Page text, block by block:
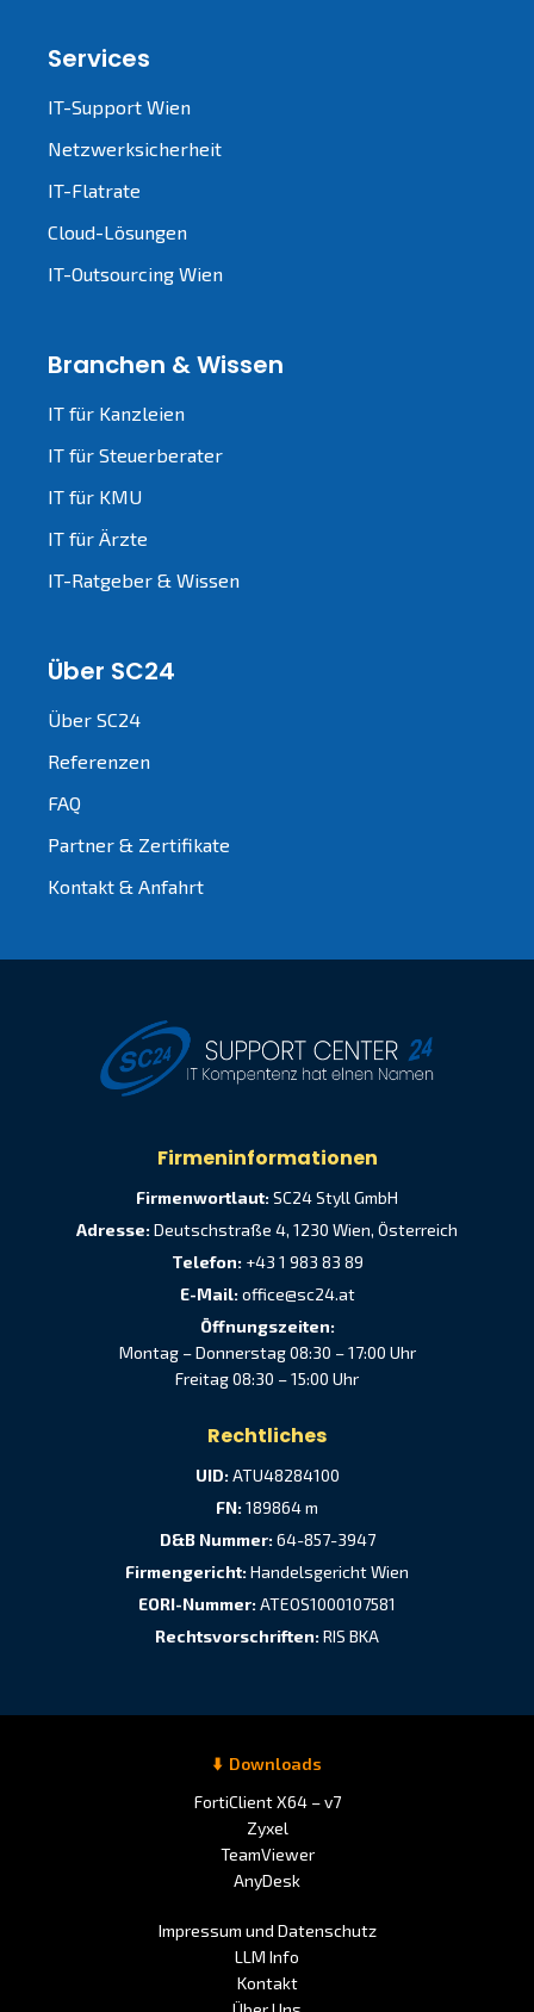
Services
IT-Support Wien
Netzwerksicherheit
IT-Flatrate
Cloud-Lösungen
IT-Outsourcing Wien
Branchen & Wissen
IT für Kanzleien
IT für Steuerberater
IT für KMU
IT für Ärzte
IT-Ratgeber & Wissen
Über SC24
Über SC24
Referenzen
FAQ
Partner & Zertifikate
Kontakt & Anfahrt
Firmeninformationen
Firmenwortlaut:SC24 Styll GmbH
Adresse:Deutschstraße 4, 1230 Wien, Österreich
Telefon: +43 1 983 83 89
E-Mail: office@sc24.at
Öffnungszeiten:
Montag – Donnerstag 08:30 – 17:00 Uhr
Freitag 08:30 – 15:00 Uhr
Rechtliches
UID:ATU48284100
FN:189864 m
D&B Nummer:64-857-3947
Firmengericht:Handelsgericht Wien
EORI-Nummer:ATEOS1000107581
Rechtsvorschriften:RIS BKA
Impressum und Datenschutz
LLM Info
Kontakt
Downloads
FortiClient X64 – v7
Zyxel
TeamViewer
AnyDesk